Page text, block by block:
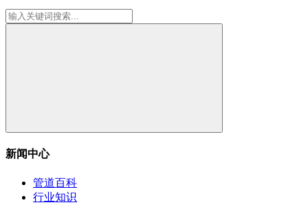
新闻中心
管道百科
行业知识